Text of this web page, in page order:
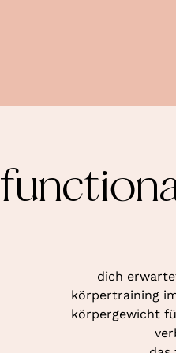
dich
körpertraining
körpergewicht